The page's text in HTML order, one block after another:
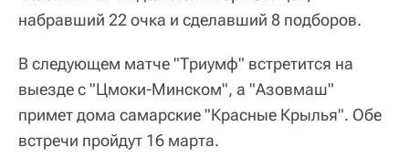
набравший 22 очка и сделавший 8 подборов.
В следующем матче "Триумф" встретится на
выезде с "Цмоки-Минском", а "Азовмаш"
примет дома самарские "Красные Крылья". Обе
встречи пройдут 16 марта.